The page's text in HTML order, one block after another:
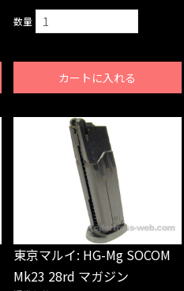
数量
カートに入れる
東京マルイ: HG-Mg SOCOM
Mk23 28rd マガジン